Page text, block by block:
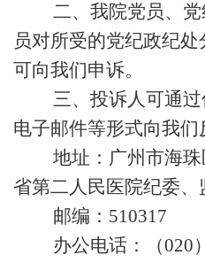
二、我院党员、
员对所受的党纪政纪处
可向我们申诉。
三、投诉人可通过
电子邮件等形式向我们
地址：广州市海
省第二人民医院纪委、
邮编：510317
办公电话：（020